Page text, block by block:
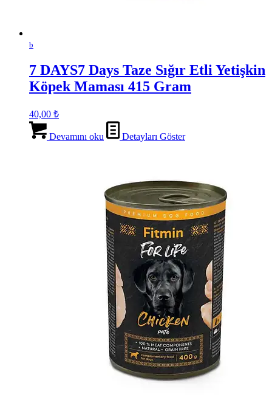
b
7 DAYS7 Days Taze Sığır Etli Yetişkin
Köpek Maması 415 Gram
40,00 ₺
Devamını oku Detayları Göster